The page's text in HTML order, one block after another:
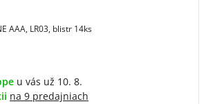
AAA, LR03, blistr 14ks
u vás už 10. 8.
na 9 predajniach